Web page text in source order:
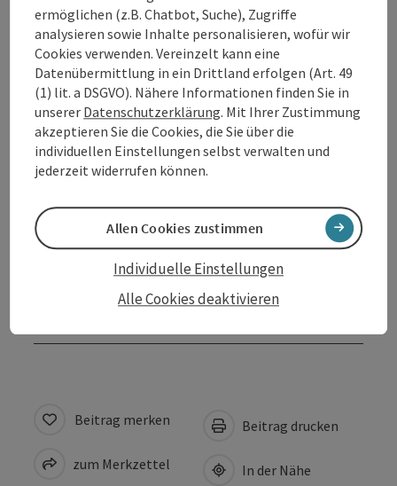
Kontakt
Veranstaltungsort
Anreise/Lage
Preise
Ausstattung
Beitrag merken
zum Merkzettel
Beitrag drucken
In der Nähe
ermöglichen (z.B. Chatbot, Suche), Zugriffe
analysieren sowie Inhalte personalisieren, wofür wir
Cookies verwenden. Vereinzelt kann eine
Datenübermittlung in ein Drittland erfolgen (Art. 49
(1) lit. a DSGVO). Nähere Informationen finden Sie in
unserer Datenschutzerklärung. Mit Ihrer Zustimmung
akzeptieren Sie die Cookies, die Sie über die
individuellen Einstellungen selbst verwalten und
jederzeit widerrufen können.
Alle Cookies deaktivieren
Individuelle Einstellungen
Allen Cookies zustimmen